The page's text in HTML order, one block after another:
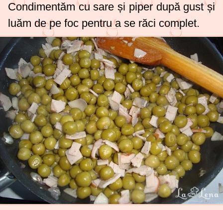
Condimentăm cu sare și piper după gust și
luăm de pe foc pentru a se răci complet.